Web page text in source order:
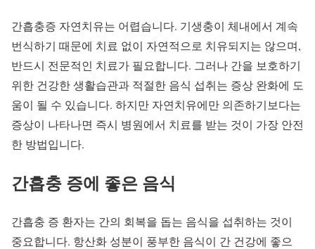
간흡충증 자연치유는 어렵습니다. 기생충이 체내에서 계속
번식하기 때문에 치료 없이 자연적으로 치유되지는 않으며,
반드시 전문적인 치료가 필요합니다. 그러나 간을 보호하기
위한 건강한 생활습관과 적절한 음식 섭취는 증상 완화에 도
움이 될 수 있습니다. 하지만 자연치유에만 의존하기보다는
증상이 나타나면 즉시 병원에서 치료를 받는 것이 가장 안전
한 방법입니다.
간흡충 증에 좋은 음식
간흡충 증 환자는 간의 회복을 돕는 음식을 섭취하는 것이
중요합니다. 항산화 성분이 풍부한 음식이 간 건강에 좋으